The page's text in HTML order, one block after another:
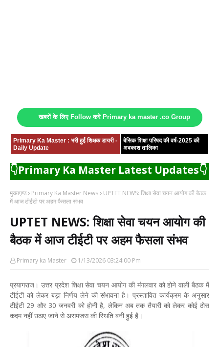
खबरों के लिए Follow करें Primary ka master .co Group
Primary Ka Master : भरी हुई शिक्षक डायरी -
Daily Update
बेसिक शिक्षा परिषद की वर्ष-2025 की
अवकाश तालिका
👇Primary Ka Master Latest Updates👇
मुख्यपृष्ठ Primary Ka Master News
UPTET NEWS: शिक्षा सेवा चयन आयोग की बैठक
में आज टीईटी पर अहम फैसला संभव
UPTET NEWS: शिक्षा सेवा चयन आयोग की
बैठक में आज टीईटी पर अहम फैसला संभव
Primary ka Master 1/13/2026 03:24:00 Pm
प्रयागराज। उत्तर प्रदेश शिक्षा सेवा चयन आयोग की मंगलवार को होने वाली बैठक में
टीईटी को लेकर बड़ा निर्णय लेने की संभावना है। प्रस्तावित कार्यक्रम के अनुसार
टीईटी 29 और 30 जनवरी को होनी है, लेकिन अब तक तैयारी को लेकर कोई ठोस
कदम नहीं उठाए जाने से असमंजस की स्थिति बनी हुई है।